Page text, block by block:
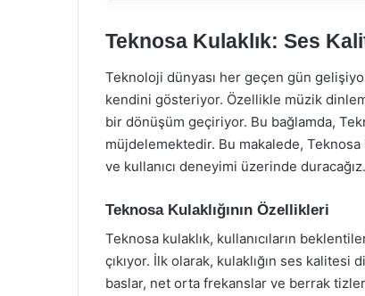
Teknosa Kulaklık: Ses
Teknoloji dünyası her geçen gün
kendini gösteriyor. Özellikle müzik
bir dönüşüm geçiriyor. Bu bağlamda,
müjdelemektedir. Bu makalede, Teknosa
ve kullanıcı deneyimi üzerinde duracağız.
Teknosa Kulaklığının Özellikleri
Teknosa kulaklık, kullanıcıların
çıkıyor. İlk olarak, kulaklığın ses
baslar, net orta frekanslar ve berrak